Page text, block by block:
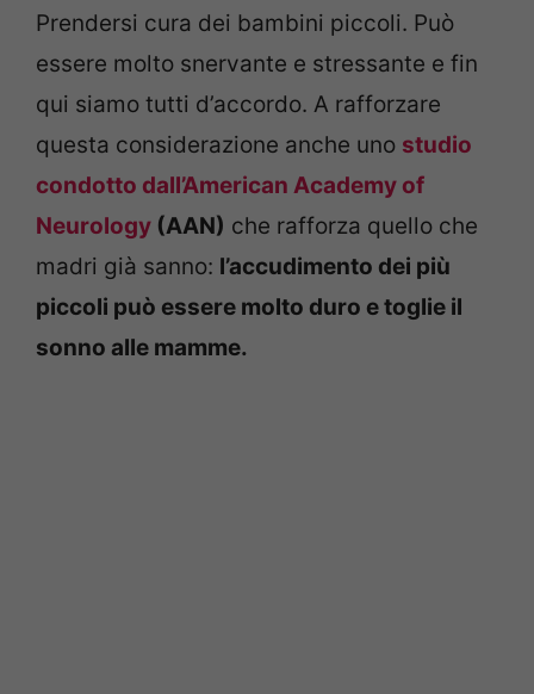
Prendersi cura dei bambini piccoli. Può
essere molto snervante e stressante e fin
qui siamo tutti d’accordo. A rafforzare
questa considerazione anche uno studio
condotto dall’American Academy of
Neurology (AAN) che rafforza quello che
madri già sanno: l’accudimento dei più
piccoli può essere molto duro e toglie il
sonno alle mamme.